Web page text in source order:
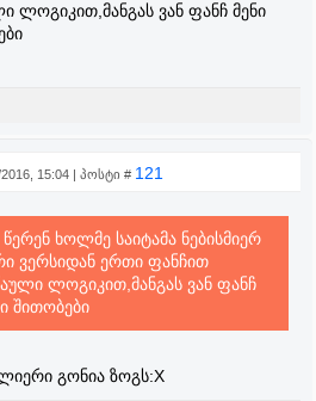
ლოგიკით,მანგას ვან ფანჩ მენი
2016, 15:04 | პოსტი # 121
ხოლმე საიტამა ნებისმიერ
ვერსიდან ერთი ფანჩით
ლოგიკით,მანგას ვან ფანჩ
შითობები
გონია ზოგს:X